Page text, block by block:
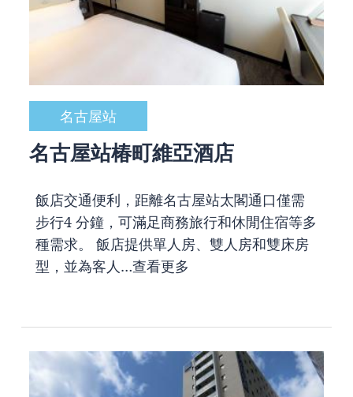
名古屋站
名古屋站椿町維亞酒店
飯店交通便利，距離名古屋站太閣通口僅需
步行4 分鐘，可滿足商務旅行和休閒住宿等多
種需求。 飯店提供單人房、雙人房和雙床房
型，並為客人…查看更多